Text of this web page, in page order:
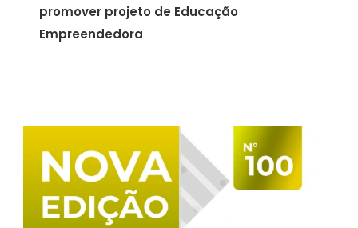
promover projeto de Educação
Empreendedora